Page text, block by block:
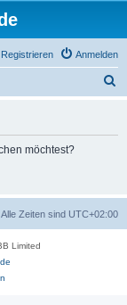
Anmelden
Registrieren
möchtest?
Alle Zeiten sind UTC+02:00
Limited